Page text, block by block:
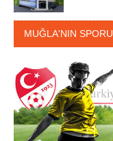
MUĞLA'NIN SPORU